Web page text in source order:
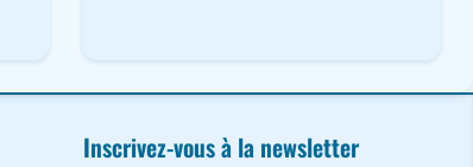
Inscrivez-vous à la newsletter